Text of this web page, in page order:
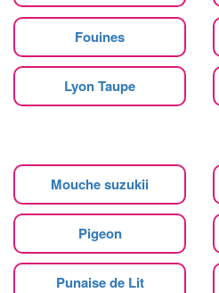
Fouines
Lyon Taupe
Mouche suzukii
Pigeon
Punaise de Lit